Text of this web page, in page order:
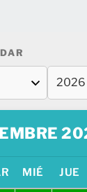
MIÉ JUE